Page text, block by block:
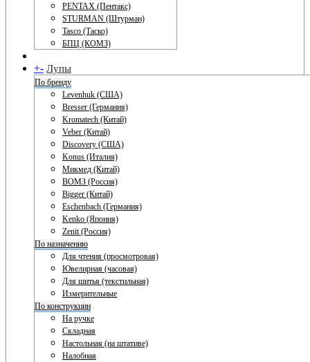
PENTAX (Пентакс)
STURMAN (Штурман)
Tasco (Таско)
БПЦ (КОМЗ)
+- Лупы
По бренду
Levenhuk (США)
Bresser (Германия)
Kromatech (Китай)
Veber (Китай)
Discovery (США)
Konus (Италия)
Микмед (Китай)
ВОМЗ (Россия)
Bigger (Китай)
Eschenbach (Германия)
Kenko (Япония)
Zenit (Россия)
По назначению
Для чтения (просмотровая)
Ювелирная (часовая)
Для шитья (текстильная)
Измерительные
По конструкции
На ручке
Складная
Настольная (на штативе)
Налобная